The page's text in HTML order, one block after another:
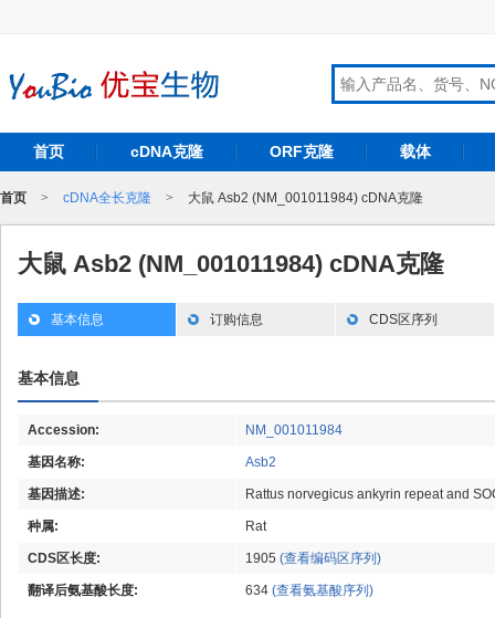
首页 cDNA克隆 ORF克隆 载体
首页 > cDNA全长克隆 > 大鼠 Asb2 (NM_001011984) cDNA克隆
大鼠 Asb2 (NM_001011984) cDNA克隆
基本信息 订购信息 CDS区序列
基本信息
Accession: NM_001011984
基因名称: Asb2
基因描述: Rattus norvegicus ankyrin repeat and
种属: Rat
CDS区长度: 1905 (查看编码区序列)
翻译后氨基酸长度: 634 (查看氨基酸序列)